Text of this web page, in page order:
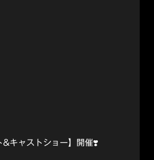
キャストショー】開催❣️